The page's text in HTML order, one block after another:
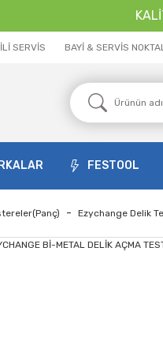
SERVİS BAYİ & SERVİS
FESTOOL
Ezychange Delik